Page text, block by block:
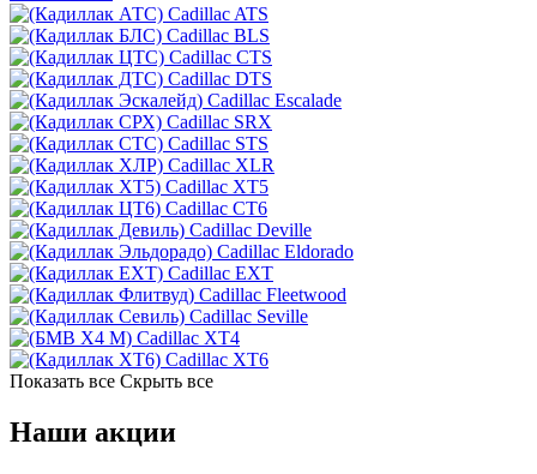
Cadillac ATS
Cadillac BLS
Cadillac CTS
Cadillac DTS
Cadillac Escalade
Cadillac SRX
Cadillac STS
Cadillac XLR
Cadillac XT5
Cadillac CT6
Cadillac Deville
Cadillac Eldorado
Cadillac EXT
Cadillac Fleetwood
Cadillac Seville
Cadillac XT4
Cadillac XT6
Показать все Скрыть все
Наши акции